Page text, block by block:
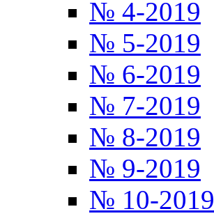
№ 4-2019
№ 5-2019
№ 6-2019
№ 7-2019
№ 8-2019
№ 9-2019
№ 10-2019